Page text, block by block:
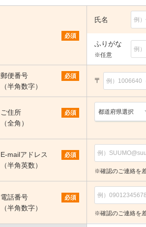
必須
氏名
ふりがな
※任意
郵便番号
（半角数字）
必須
〒
ご住所
（全角）
必須
E-mailアドレス
（半角英数）
必須
※確認のご連絡を
電話番号
（半角数字）
必須
※確認のご連絡を